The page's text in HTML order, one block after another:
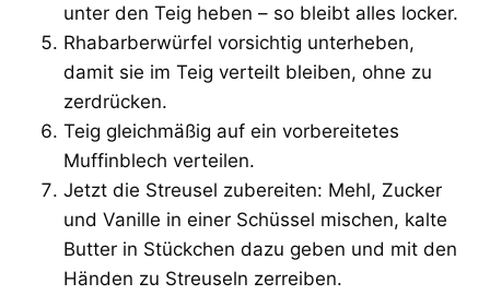
unter den Teig heben – so bleibt alles locker.
Rhabarberwürfel vorsichtig unterheben,
damit sie im Teig verteilt bleiben, ohne zu
zerdrücken.
Teig gleichmäßig auf ein vorbereitetes
Muffinblech verteilen.
Jetzt die Streusel zubereiten: Mehl, Zucker
und Vanille in einer Schüssel mischen, kalte
Butter in Stückchen dazu geben und mit den
Händen zu Streuseln zerreiben.